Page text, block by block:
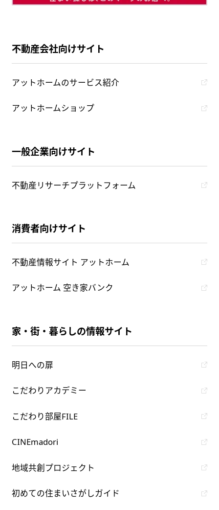
不動産会社向けサイト
アットホームのサービス紹介
アットホームショップ
一般企業向けサイト
不動産リサーチプラットフォーム
消費者向けサイト
不動産情報サイト アットホーム
アットホーム 空き家バンク
家・街・暮らしの情報サイト
明日への扉
こだわりアカデミー
こだわり部屋FILE
CINEmadori
地域共創プロジェクト
初めての住まいさがしガイド